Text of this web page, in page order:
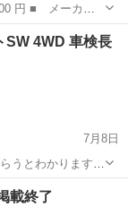
ード名： ＴＳ
ライト バックカ
4WD 車検長
7月8日
ちます。 走る、止
機能などは全く
載終了